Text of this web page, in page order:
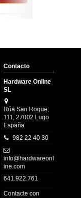
Contacto
Hardware Online
SL
Rúa San Roque,
111, 27002 Lugo
España
982 22 40 30
info@hardwareonl
ine.com
641.922.761
Contacte con